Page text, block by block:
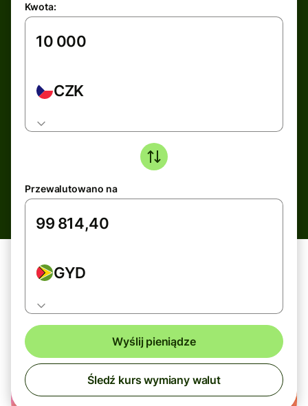
Kwota:
CZK
Przewalutowano na
GYD
Wyślij pieniądze
Śledź kurs wymiany walut